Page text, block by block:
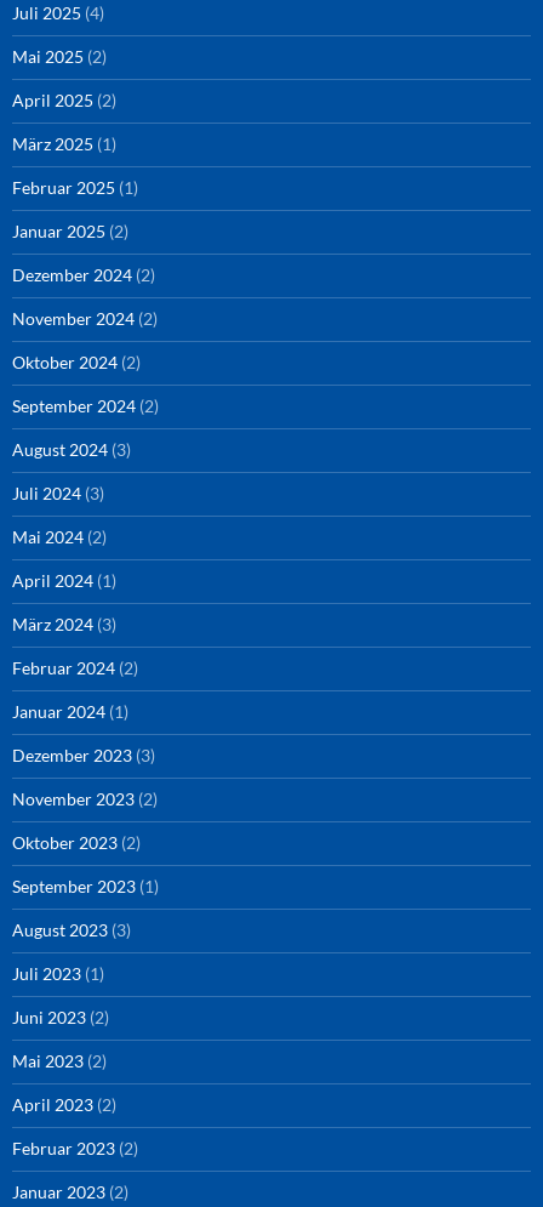
Juli 2025 (4)
Mai 2025 (2)
April 2025 (2)
März 2025 (1)
Februar 2025 (1)
Januar 2025 (2)
Dezember 2024 (2)
November 2024 (2)
Oktober 2024 (2)
September 2024 (2)
August 2024 (3)
Juli 2024 (3)
Mai 2024 (2)
April 2024 (1)
März 2024 (3)
Februar 2024 (2)
Januar 2024 (1)
Dezember 2023 (3)
November 2023 (2)
Oktober 2023 (2)
September 2023 (1)
August 2023 (3)
Juli 2023 (1)
Juni 2023 (2)
Mai 2023 (2)
April 2023 (2)
Februar 2023 (2)
Januar 2023 (2)